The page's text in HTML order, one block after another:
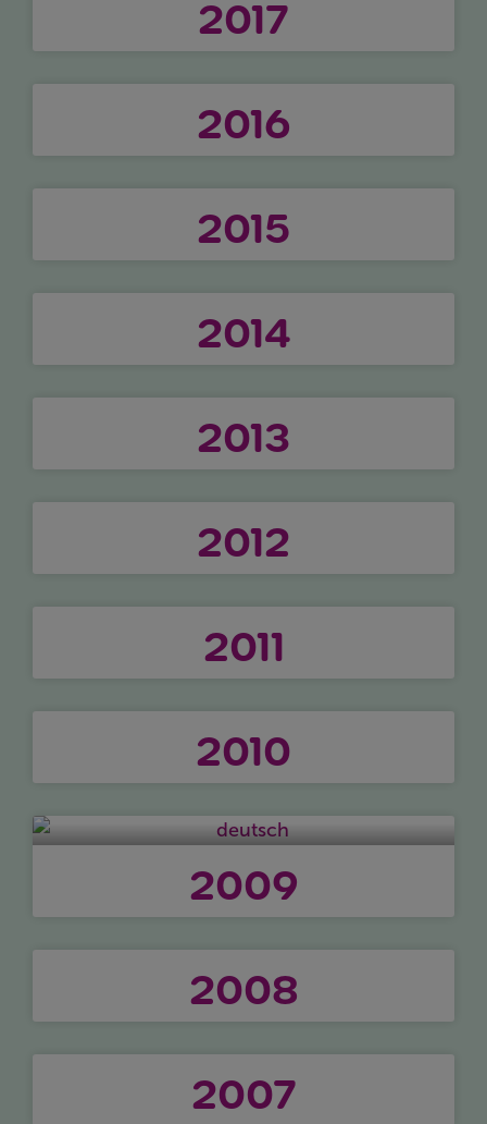
2017
2016
2015
2014
2013
2012
2011
2010
2009
2008
2007